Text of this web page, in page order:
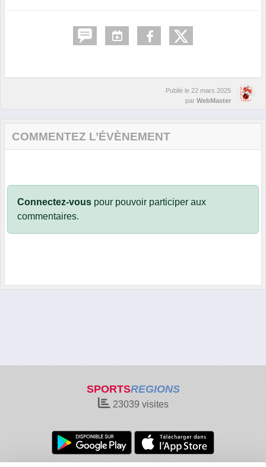
Publié le 22 mars 2025
par WebMaster
COMMENTEZ L’ÉVÈNEMENT
Connectez-vous pour pouvoir participer aux
commentaires.
SPORTSREGIONS
23039 visites